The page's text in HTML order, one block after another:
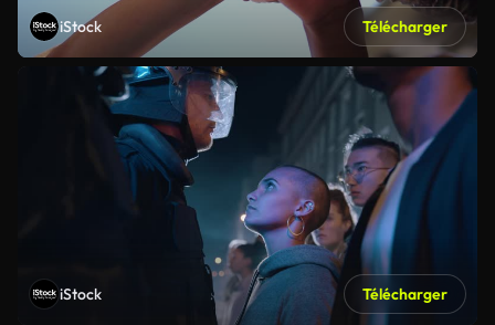
iStock Télécharger
iStock Télécharger